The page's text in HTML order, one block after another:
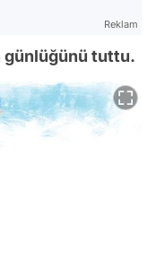
Reklam
günlüğünü tuttu.